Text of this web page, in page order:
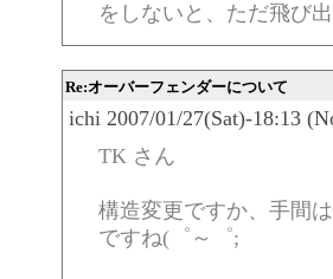
をしないと、ただ飛び
Re:オーバーフェンダーについて
ichi 2007/01/27(Sat)-18:13
TK さん
構造変更ですか、手間
ですね(゜～゜;